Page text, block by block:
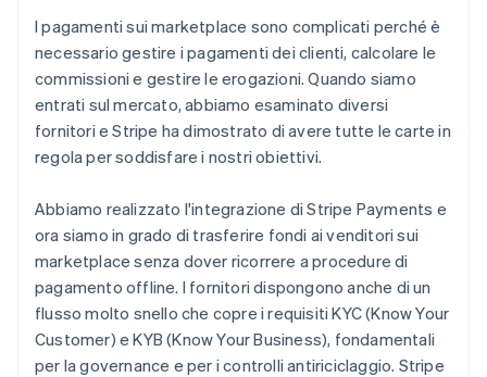
I pagamenti sui marketplace sono complicati perché è
necessario gestire i pagamenti dei clienti, calcolare le
commissioni e gestire le erogazioni. Quando siamo
entrati sul mercato, abbiamo esaminato diversi
fornitori e Stripe ha dimostrato di avere tutte le carte in
regola per soddisfare i nostri obiettivi.
Abbiamo realizzato l'integrazione di Stripe Payments e
ora siamo in grado di trasferire fondi ai venditori sui
marketplace senza dover ricorrere a procedure di
pagamento offline. I fornitori dispongono anche di un
flusso molto snello che copre i requisiti KYC (Know Your
Customer) e KYB (Know Your Business), fondamentali
per la governance e per i controlli antiriciclaggio. Stripe